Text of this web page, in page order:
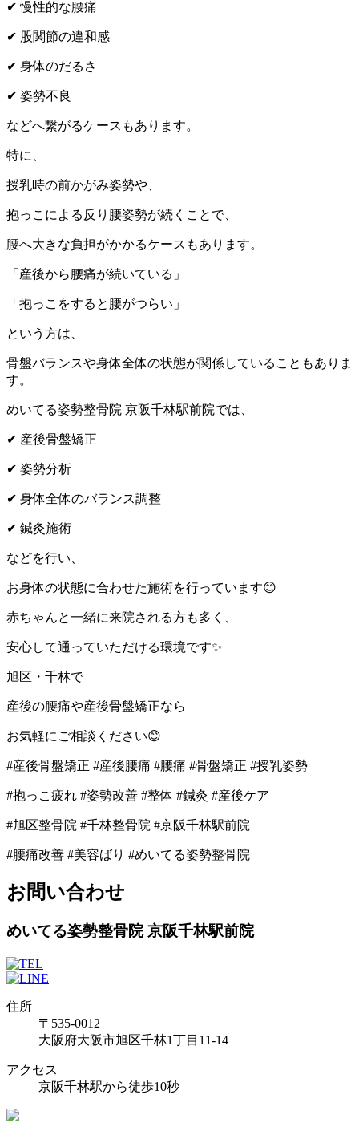
✔ 慢性的な腰痛
✔ 股関節の違和感
✔ 身体のだるさ
✔ 姿勢不良
などへ繋がるケースもあります。
特に、
授乳時の前かがみ姿勢や、
抱っこによる反り腰姿勢が続くことで、
腰へ大きな負担がかかるケースもあります。
「産後から腰痛が続いている」
「抱っこをすると腰がつらい」
という方は、
骨盤バランスや身体全体の状態が関係していることもありま
す。
めいてる姿勢整骨院 京阪千林駅前院では、
✔ 産後骨盤矯正
✔ 姿勢分析
✔ 身体全体のバランス調整
✔ 鍼灸施術
などを行い、
お身体の状態に合わせた施術を行っています😊
赤ちゃんと一緒に来院される方も多く、
安心して通っていただける環境です✨
旭区・千林で
産後の腰痛や産後骨盤矯正なら
お気軽にご相談ください😊
#産後骨盤矯正 #産後腰痛 #腰痛 #骨盤矯正 #授乳姿勢
#抱っこ疲れ #姿勢改善 #整体 #鍼灸 #産後ケア
#旭区整骨院 #千林整骨院 #京阪千林駅前院
#腰痛改善 #美容ばり #めいてる姿勢整骨院
お問い合わせ
めいてる姿勢整骨院 京阪千林駅前院
住所
〒535-0012
大阪府大阪市旭区千林1丁目11-14
アクセス
京阪千林駅から徒歩10秒